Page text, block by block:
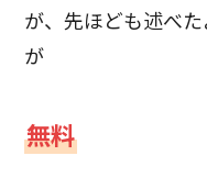
が、先ほども述べ
が
無料